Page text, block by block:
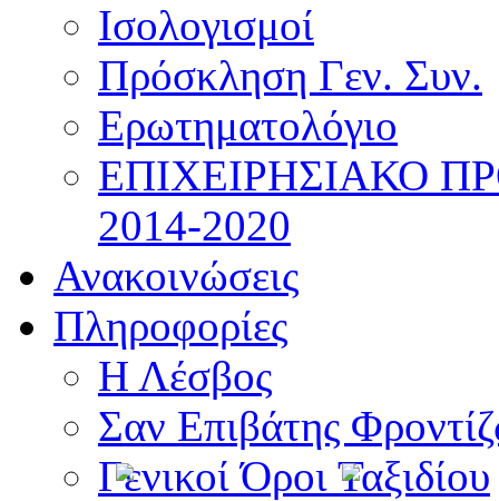
Ισολογισμοί
Πρόσκληση Γεν. Συν.
Ερωτηματολόγιο
ΕΠΙΧΕΙΡΗΣΙΑΚΟ
2014-2020
Ανακοινώσεις
Πληροφορίες
Η Λέσβος
Σαν Επιβάτης
Γενικοί Όροι Ταξιδίου